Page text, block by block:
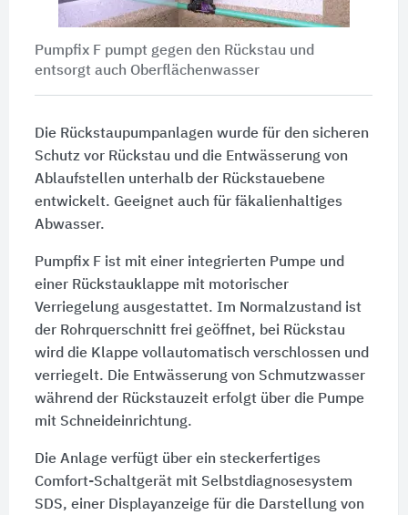
Pumpfix F pumpt gegen den Rückstau und
entsorgt auch Oberflächenwasser
Die Rückstaupumpanlagen wurde für den sicheren
Schutz vor Rückstau und die Entwässerung von
Ablaufstellen unterhalb der Rückstauebene
entwickelt. Geeignet auch für fäkalienhaltiges
Abwasser.
Pumpfix F ist mit einer integrierten Pumpe und
einer Rückstauklappe mit motorischer
Verriegelung ausgestattet. Im Normalzustand ist
der Rohrquerschnitt frei geöffnet, bei Rückstau
wird die Klappe vollautomatisch verschlossen und
verriegelt. Die Entwässerung von Schmutzwasser
während der Rückstauzeit erfolgt über die Pumpe
mit Schneideinrichtung.
Die Anlage verfügt über ein steckerfertiges
Comfort-Schaltgerät mit Selbstdiagnosesystem
SDS, einer Displayanzeige für die Darstellung von